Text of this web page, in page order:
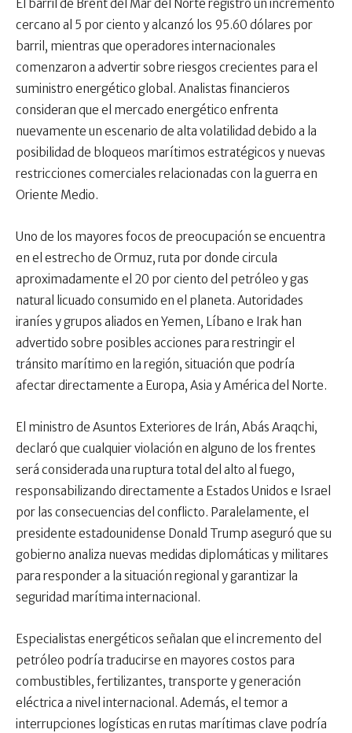
El barril de Brent del Mar del Norte registró un incremento
cercano al 5 por ciento y alcanzó los 95.60 dólares por
barril, mientras que operadores internacionales
comenzaron a advertir sobre riesgos crecientes para el
suministro energético global. Analistas financieros
consideran que el mercado energético enfrenta
nuevamente un escenario de alta volatilidad debido a la
posibilidad de bloqueos marítimos estratégicos y nuevas
restricciones comerciales relacionadas con la guerra en
Oriente Medio.
Uno de los mayores focos de preocupación se encuentra
en el estrecho de Ormuz, ruta por donde circula
aproximadamente el 20 por ciento del petróleo y gas
natural licuado consumido en el planeta. Autoridades
iraníes y grupos aliados en Yemen, Líbano e Irak han
advertido sobre posibles acciones para restringir el
tránsito marítimo en la región, situación que podría
afectar directamente a Europa, Asia y América del Norte.
El ministro de Asuntos Exteriores de Irán, Abás Araqchi,
declaró que cualquier violación en alguno de los frentes
será considerada una ruptura total del alto al fuego,
responsabilizando directamente a Estados Unidos e Israel
por las consecuencias del conflicto. Paralelamente, el
presidente estadounidense Donald Trump aseguró que su
gobierno analiza nuevas medidas diplomáticas y militares
para responder a la situación regional y garantizar la
seguridad marítima internacional.
Especialistas energéticos señalan que el incremento del
petróleo podría traducirse en mayores costos para
combustibles, fertilizantes, transporte y generación
eléctrica a nivel internacional. Además, el temor a
interrupciones logísticas en rutas marítimas clave podría